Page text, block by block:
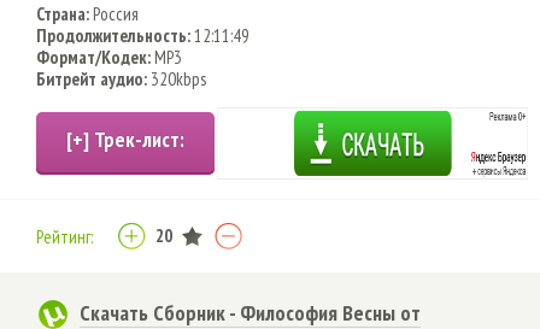
Страна:Россия
Продолжительность:12:11:49
Формат/Кодек:MP3
Битрейт аудио: 320kbps
Рейтинг: 20
Скачать Сборник - Философия Весны от